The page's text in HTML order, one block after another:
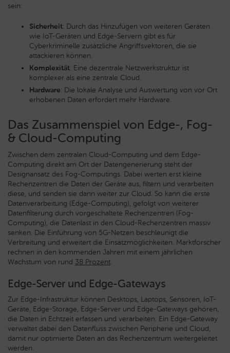
sein:
Sicherheit: Durch das Hinzufügen von weiteren Geräten
wie IoT-Geräten und Edge-Servern gibt es für
Cyberkriminelle zusätzliche Angriffsvektoren, die sie
attackieren können.
Komplexität: Eine dezentrale Netzwerkstruktur ist
komplexer als eine zentrale Cloud.
Hardware: Die lokale Analyse und Auswertung von vor Ort
erhobenen Daten erfordert mehr Hardware.
Das Zusammenspiel von Edge-, Fog-
& Cloud-Computing
Zwischen dem zentralen Cloud-Computing und dem Edge-
Computing direkt am Ort der Datengenerierung steht der
Designansatz des Fog-Computings. Dabei werten erst kleine
Rechenzentren die Daten der Geräte aus, filtern und verarbeiten
diese, und senden sie dann weiter zur Cloud. So kann die erste
Datenverarbeitung (Edge-Computing), gefolgt von weiterer
Datenfilterung durch vorgeschaltete Rechenzentren (Fog-
Computing), die Datenlast in den Cloud-Rechenzentren massiv
senken. Die Einführung von 5G-Netzen beschleunigt die
Verbreitung und erweitert die Einsatzmöglichkeiten. Marktforscher
rechnen in den kommenden Jahren mit einem jährlichen
Wachstum von rund 38 Prozent.
Edge-Server und Edge-Gateways
Zur Edge-Infrastruktur können Desktops, Laptops, Sensoren, IoT-
Geräte, Edge-Storage, Edge-Server und Edge-Gateways gehören,
die Daten in Echtzeit erfassen und verarbeiten. Ein Edge-Gateway
verwaltet dabei den Datenfluss zwischen Peripherie und Cloud,
damit nur optimierte Daten an das Rechenzentrum weitergeleitet
werden.